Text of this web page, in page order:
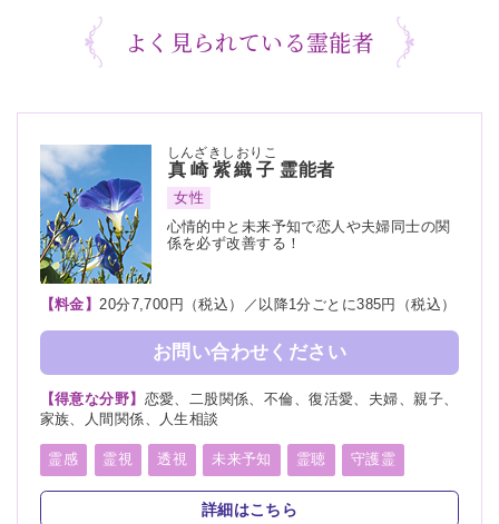
よく見られている霊能者
真崎紫織子
しんざきしおりこ
霊能者
女性
心情的中と未来予知で恋人や夫婦同士の関
係を必ず改善する！
【料金】20分7,700円（税込）／以降1分ごとに385円（税込）
お問い合わせください
【得意な分野】 恋愛、二股関係、不倫、復活愛、夫婦、親子、
家族、人間関係、人生相談
霊感 霊視 透視 未来予知 霊聴 守護霊
スピリチュアルカウンセリング
詳細はこちら